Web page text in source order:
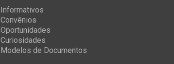
Informativos
Convênios
Oportunidades
Curiosidades
Modelos de Documentos